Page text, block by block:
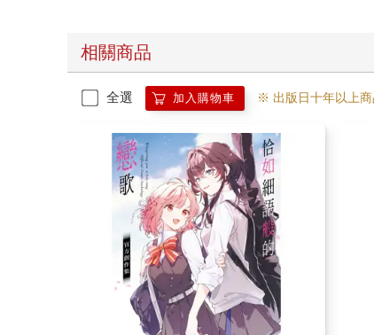
相關商品
全選 加入購物車 ※ 出版日十年以上商